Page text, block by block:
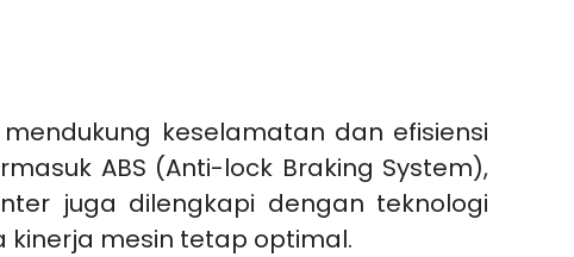
keselamatan dan efisiensi
ABS (Anti-lock Braking System),
juga dilengkapi dengan teknologi
mesin tetap optimal.